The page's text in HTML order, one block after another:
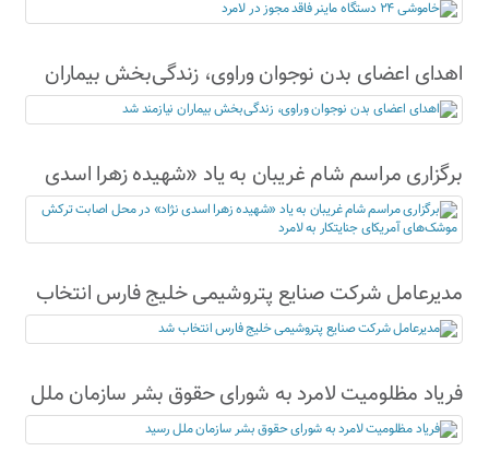
اهدای اعضای بدن نوجوان وراوی، زندگی‌بخش بیماران
نیازمند شد
برگزاری مراسم شام غریبان به یاد «شهیده زهرا اسدی
نژاد» در محل اصابت ترکش موشک‌های آمریکای
جنایتکار به لامرد
مدیرعامل شرکت صنایع پتروشیمی خلیج فارس انتخاب
شد
فریاد مظلومیت لامرد به شورای حقوق بشر سازمان ملل
رسید